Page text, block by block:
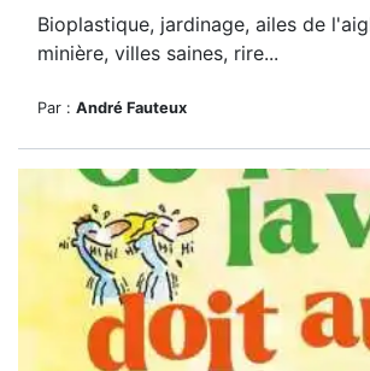
Bioplastique, jardinage, ailes de
minière, villes saines, rire...
Par : André Fauteux